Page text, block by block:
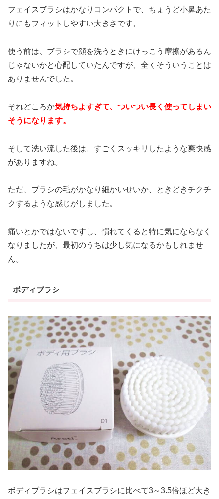
フェイスブラシはかなりコンパクトで、ちょうど小鼻あた
りにもフィットしやすい大きさです。
使う前は、ブラシで顔を洗うときにけっこう摩擦があるん
じゃないかと心配していたんですが、全くそういうことは
ありませんでした。
それどころか気持ちよすぎて、ついつい長く使ってしまい
そうになります。
そして洗い流した後は、すごくスッキリしたような爽快感
がありますね。
ただ、ブラシの毛がかなり細かいせいか、ときどきチクチ
クするような感じがしました。
痛いとかではないですし、慣れてくると特に気にならなく
なりましたが、最初のうちは少し気になるかもしれませ
ん。
ボディブラシ
ボディブラシはフェイスブラシに比べて3～3.5倍ほど大き